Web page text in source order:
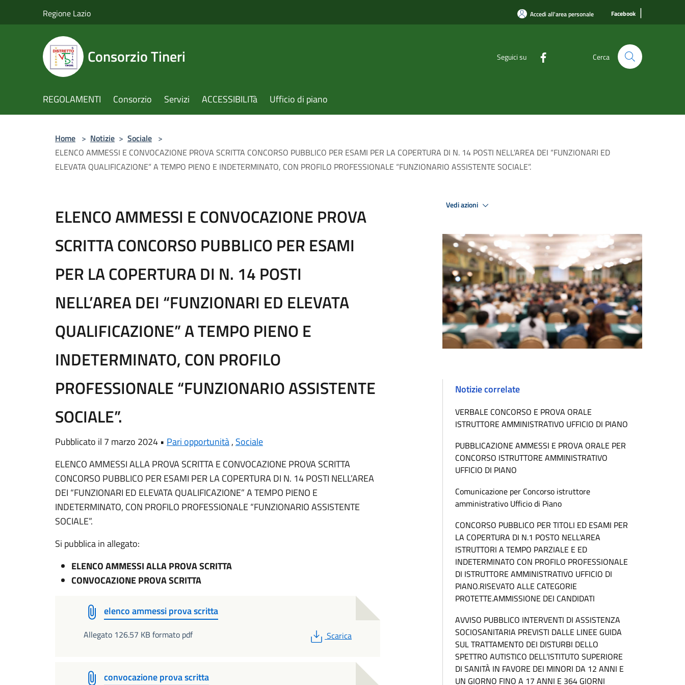
Regione Lazio Accedi all'area personale Facebook |
Consorzio Tineri Seguici su Cerca
REGOLAMENTI Consorzio Servizi ACCESSIBILITà Ufficio di piano
Home > Notizie > Sociale >
ELENCO AMMESSI E CONVOCAZIONE PROVA SCRITTA CONCORSO PUBBLICO PER ESAMI PER LA COPERTURA DI N. 14 POSTI NELL’AREA DEI “FUNZIONARI ED
ELEVATA QUALIFICAZIONE” A TEMPO PIENO E INDETERMINATO, CON PROFILO PROFESSIONALE “FUNZIONARIO ASSISTENTE SOCIALE”.
ELENCO AMMESSI E CONVOCAZIONE PROVA
SCRITTA CONCORSO PUBBLICO PER ESAMI
PER LA COPERTURA DI N. 14 POSTI
NELL’AREA DEI “FUNZIONARI ED ELEVATA
QUALIFICAZIONE” A TEMPO PIENO E
INDETERMINATO, CON PROFILO
PROFESSIONALE “FUNZIONARIO ASSISTENTE
SOCIALE”.
Pubblicato il 7 marzo 2024 • Pari opportunità, Sociale
ELENCO AMMESSI ALLA PROVA SCRITTA E CONVOCAZIONE PROVA SCRITTA
CONCORSO PUBBLICO PER ESAMI PER LA COPERTURA DI N. 14 POSTI NELL’AREA
DEI “FUNZIONARI ED ELEVATA QUALIFICAZIONE” A TEMPO PIENO E
INDETERMINATO, CON PROFILO PROFESSIONALE “FUNZIONARIO ASSISTENTE
SOCIALE”.
Si pubblica in allegato:
ELENCO AMMESSI ALLA PROVA SCRITTA
CONVOCAZIONE PROVA SCRITTA
elenco ammessi prova scritta
Allegato 126.57 KB formato pdf PDF
Scarica
convocazione prova scritta
Vedi azioni
Notizie correlate
VERBALE CONCORSO E PROVA ORALE
ISTRUTTORE AMMINISTRATIVO UFFICIO DI PIANO
PUBBLICAZIONE AMMESSI E PROVA ORALE PER
CONCORSO ISTRUTTORE AMMINISTRATIVO
UFFICIO DI PIANO
Comunicazione per Concorso istruttore
amministrativo Ufficio di Piano
CONCORSO PUBBLICO PER TITOLI ED ESAMI PER
LA COPERTURA DI N.1 POSTO NELL'AREA
ISTRUTTORI A TEMPO PARZIALE E ED
INDETERMINATO CON PROFILO PROFESSIONALE
DI ISTRUTTORE AMMINISTRATIVO UFFICIO DI
PIANO.RISEVATO ALLE CATEGORIE
PROTETTE.AMMISSIONE DEI CANDIDATI
AVVISO PUBBLICO INTERVENTI DI ASSISTENZA
SOCIOSANITARIA PREVISTI DALLE LINEE GUIDA
SUL TRATTAMENTO DEI DISTURBI DELLO
SPETTRO AUTISTICO DELL’ISTITUTO SUPERIORE
DI SANITÀ IN FAVORE DEI MINORI DA 12 ANNI E
UN GIORNO FINO A 17 ANNI E 364 GIORNI